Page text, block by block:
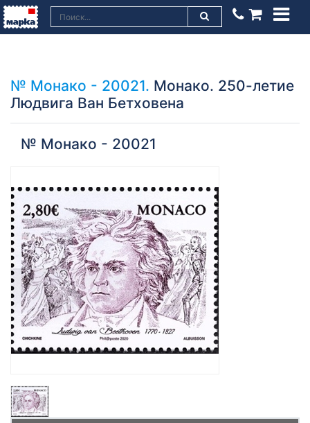
№ Монако - 20021. Монако. 250-летие
Людвига Ван Бетховена
№ Монако - 20021